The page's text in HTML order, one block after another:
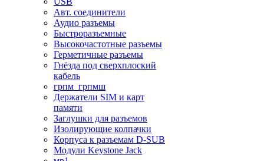
Авт. соединители
Аудио разъемы
Быстроразъемные
Высокочастотные разъемы
Герметичные разъемы
Гнёзда под сверхплоский
кабель
грпм_грпмш
Держатели SIM и карт
памяти
Заглушки для разъемов
Изолирующие колпачки
Корпуса к разъемам D-SUB
Модули Keystone Jack